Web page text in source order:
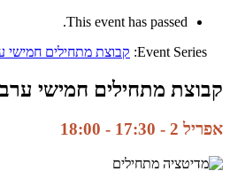
This event has passed.
Event Series: קבוצת מתחילים חמישי
קבוצת מתחילים חמישי
אפריל 2 - 17:30 -
18:00